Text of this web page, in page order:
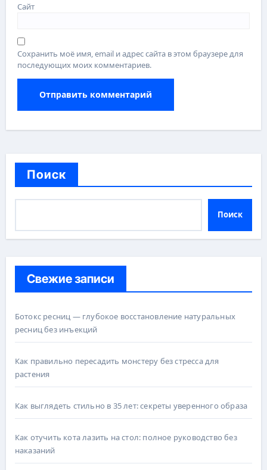
Сайт
Сохранить моё имя, email и адрес сайта в этом браузере для
последующих моих комментариев.
Поиск
Поиск
Свежие записи
Ботокс ресниц — глубокое восстановление натуральных
ресниц без инъекций
Как правильно пересадить монстеру без стресса для
растения
Как выглядеть стильно в 35 лет: секреты уверенного образа
Как отучить кота лазить на стол: полное руководство без
наказаний